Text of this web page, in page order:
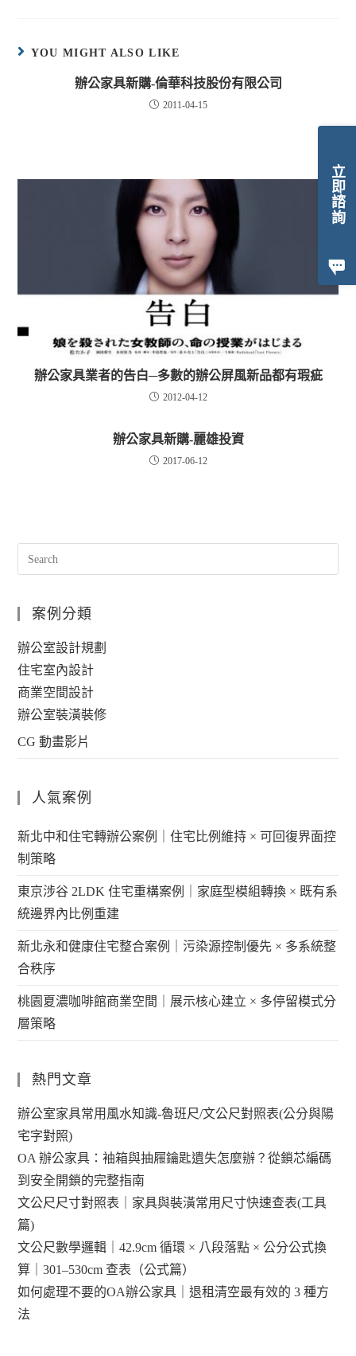
立即諮詢
YOU MIGHT ALSO LIKE
辦公家具新購-倫華科技股份有限公司
2011-04-15
辦公家具業者的告白─多數的辦公屏風新品都有瑕疵
2012-04-12
辦公家具新購-麗雄投資
2017-06-12
案例分類
辦公室設計規劃
住宅室內設計
商業空間設計
辦公室裝潢裝修
CG 動畫影片
人氣案例
新北中和住宅轉辦公案例｜住宅比例維持 × 可回復界面控
制策略
東京涉谷 2LDK 住宅重構案例｜家庭型模組轉換 × 既有系
統邊界內比例重建
新北永和健康住宅整合案例｜污染源控制優先 × 多系統整
合秩序
桃園夏濃咖啡館商業空間｜展示核心建立 × 多停留模式分
層策略
熱門文章
辦公室家具常用風水知識-魯班尺/文公尺對照表(公分與陽
宅字對照)
OA 辦公家具：袖箱與抽屜鑰匙遺失怎麼辦？從鎖芯編碼
到安全開鎖的完整指南
文公尺尺寸對照表｜家具與裝潢常用尺寸快速查表(工具
篇)
文公尺數學邏輯｜42.9cm 循環 × 八段落點 × 公分公式換
算｜301–530cm 查表（公式篇）
如何處理不要的OA辦公家具｜退租清空最有效的 3 種方
法